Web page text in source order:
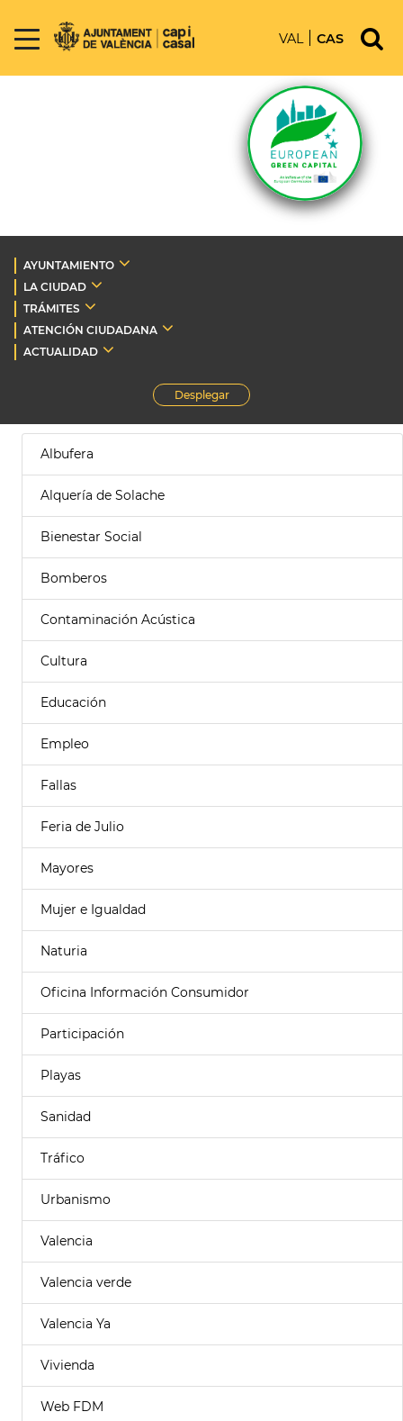
VAL CAS
AYUNTAMIENTO
LA CIUDAD
TRÁMITES
ATENCIÓN CIUDADANA
ACTUALIDAD
Desplegar
Albufera
Alquería de Solache
Bienestar Social
Bomberos
Contaminación Acústica
Cultura
Educación
Empleo
Fallas
Feria de Julio
Mayores
Mujer e Igualdad
Naturia
Oficina Información Consumidor
Participación
Playas
Sanidad
Tráfico
Urbanismo
Valencia
Valencia verde
Valencia Ya
Vivienda
Web FDM